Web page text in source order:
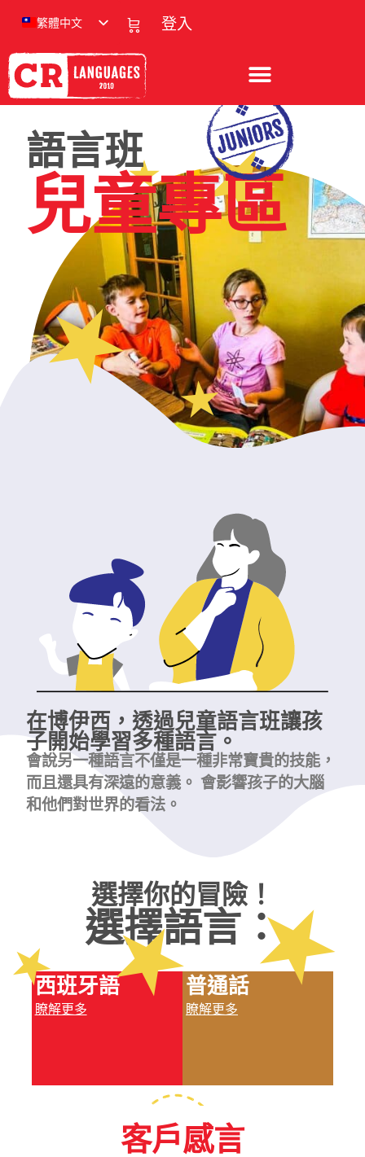
登入
繁體中文
語言班
兒童專區
在博伊西，透過兒童語言班讓孩
子開始學習多種語言。
會說另一種語言不僅是一種非常寶貴的技能，
而且還具有深遠的意義。 會影響孩子的大腦
和他們對世界的看法。
選擇你的冒險！
選擇語言：
西班牙語
瞭解更多
普通話
瞭解更多
客戶感言